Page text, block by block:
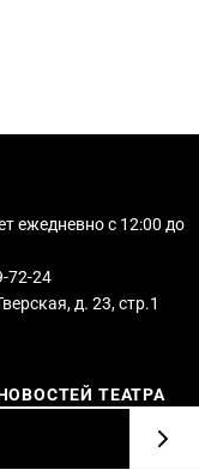
ежедневно с 12:00 до
72-24
д. 23, стр.1
ТЕАТРА